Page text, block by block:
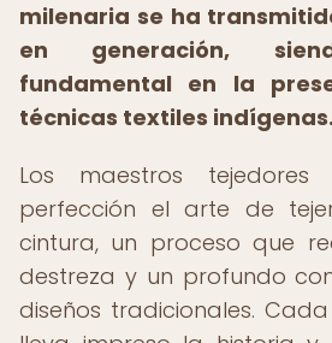
milenaria se ha
en generación,
fundamental en la
técnicas textiles indígenas.
Los maestros
perfección el arte de
cintura, un proceso que
destreza y un profundo
diseños tradicionales.